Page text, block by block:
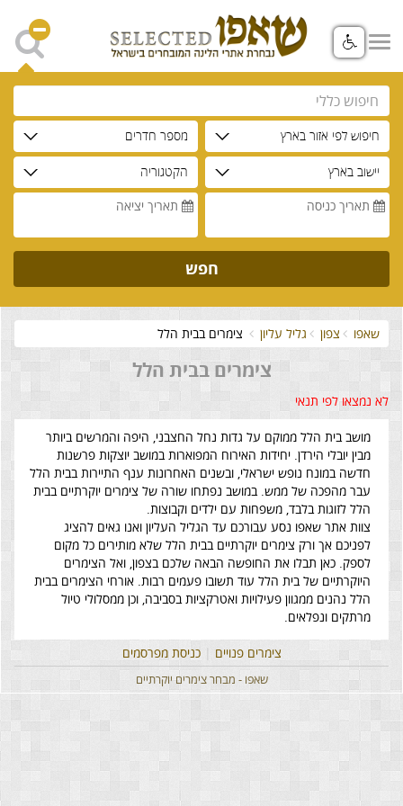
חיפוש לפי אזור בארץ מספר חדרים
יישוב בארץ
הקטגוריה
תאריך כניסה
תאריך יציאה
חפש
שאפו צפון גליל עליון צימרים בבית הלל
צימרים בבית הלל
לא נמצאו לפי תנאי
מושב בית הלל ממוקם על גדות נחל החצבני, היפה והמרשים ביותר
מבין יובלי הירדן. יחידות האירוח המפוארות במושב יוצקות פרשנות
חדשה במונח נופש ישראלי, ובשנים האחרונות ענף התיירות בבית הלל
עבר מהפכה של ממש. במושב נפתחו שורה של צימרים יוקרתיים בבית
הלל לזוגות בלבד, משפחות עם ילדים וקבוצות.
צוות אתר שאפו נסע עבורכם עד הגליל העליון ואנו גאים להציג
לפניכם אך ורק צימרים יוקרתיים בבית הלל שלא מותירים כל מקום
לספק. כאן תבלו את החופשה הבאה שלכם בצפון, ואל הצימרים
היוקרתיים של בית הלל עוד תשובו פעמים רבות. אורחי הצימרים בבית
הלל נהנים ממגוון פעילויות ואטרקציות בסביבה, וכן ממסלולי טיול
מרתקים ונפלאים.
צימרים פנויים כניסת מפרסמים
שאפו - מבחר צימרים יוקרתיים